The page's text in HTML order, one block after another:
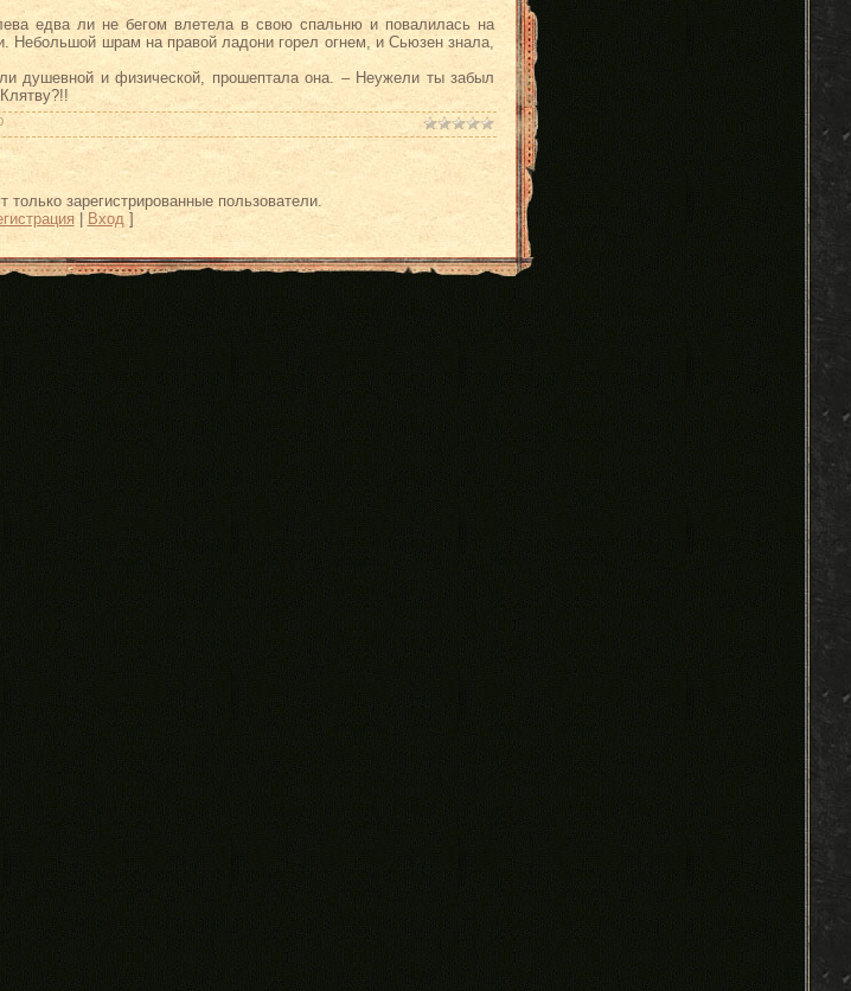
едва ли не бегом влетела в свою спальню и повалилась на
Небольшой шрам на правой ладони горел огнем, и Сьюзен знала,
душевной и физической, прошептала она. – Неужели ты забыл
только зарегистрированные пользователи.
Вход]